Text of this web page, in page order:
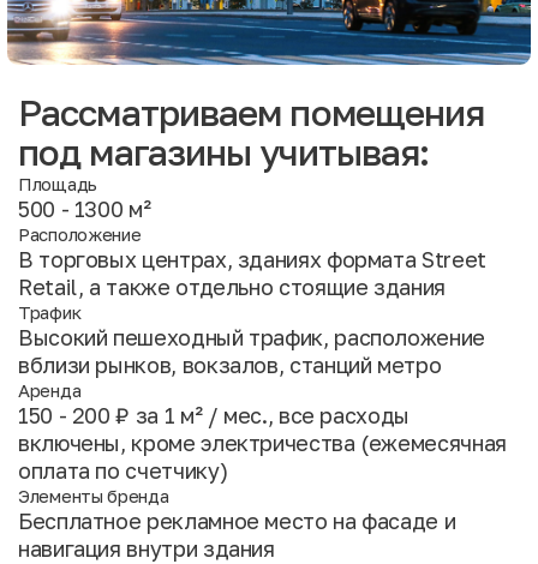
Рассматриваем помещения
под магазины учитывая:
Площадь
500 - 1300 м²
Расположение
В торговых центрах, зданиях формата Street
Retail, а также отдельно стоящие здания
Трафик
Высокий пешеходный трафик, расположение
вблизи рынков, вокзалов, станций метро
Аренда
150 - 200 ₽ за 1 м² / мес., все расходы
включены, кроме электричества (ежемесячная
оплата по счетчику)
Элементы бренда
Бесплатное рекламное место на фасаде и
навигация внутри здания